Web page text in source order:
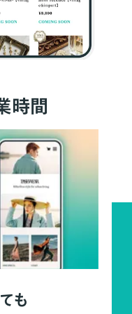
理由
時間
も